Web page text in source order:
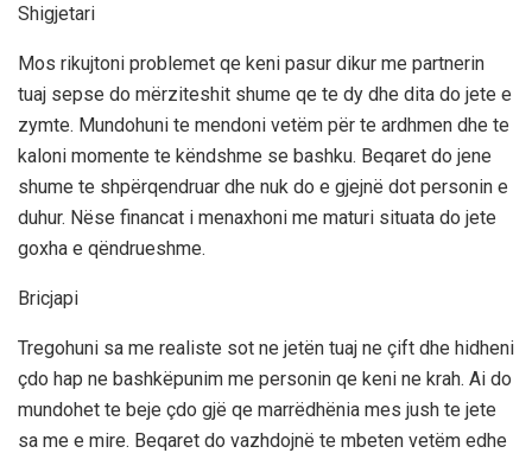
Shigjetari
Mos rikujtoni problemet qe keni pasur dikur me partnerin
tuaj sepse do mërziteshit shume qe te dy dhe dita do jete e
zymte. Mundohuni te mendoni vetëm për te ardhmen dhe te
kaloni momente te këndshme se bashku. Beqaret do jene
shume te shpërqendruar dhe nuk do e gjejnë dot personin e
duhur. Nëse financat i menaxhoni me maturi situata do jete
goxha e qëndrueshme.
Bricjapi
Tregohuni sa me realiste sot ne jetën tuaj ne çift dhe hidheni
çdo hap ne bashkëpunim me personin qe keni ne krah. Ai do
mundohet te beje çdo gjë qe marrëdhënia mes jush te jete
sa me e mire. Beqaret do vazhdojnë te mbeten vetëm edhe